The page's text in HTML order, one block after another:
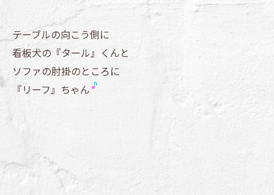
テーブルの向こう側に
看板犬の『タール』くんと
ソファの肘掛のところに
『リーフ』ちゃん